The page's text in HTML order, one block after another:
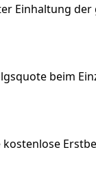
Einhaltung der
beim